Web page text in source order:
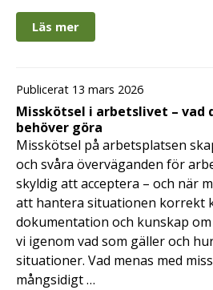
Läs mer
Publicerat 13 mars 2026
Misskötsel i arbetslivet – vad
behöver göra
Misskötsel på arbetsplatsen
och svåra överväganden för
skyldig att acceptera – och när
att hantera situationen korrekt
dokumentation och kunskap
vi igenom vad som gäller och
situationer. Vad menas med
mångsidigt …